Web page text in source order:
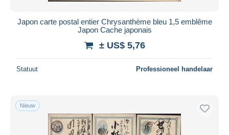
Japon carte postal entier Chrysanthème bleu 1,5 emblême
Japon Cache japonais
± US$ 5,76
Statuut Professioneel handelaar
Nieuw